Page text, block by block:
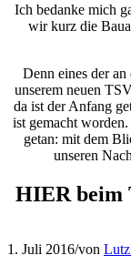
Ich bedanke mich
wir kurz die
Denn eines der
unserem neuen
da ist der Anfang
ist gemacht
getan: mit dem
unseren
HIER beim
1. Juli 2016/von